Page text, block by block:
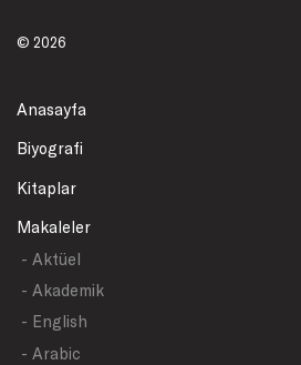
© 2026
Anasayfa
Biyografi
Kitaplar
Makaleler
- Aktüel
- Akademik
- English
- Arabic